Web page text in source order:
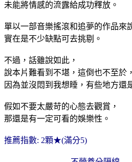
未能將情感的流露給成功釋放。
單以一部音樂搖滾和追夢的作品來
實在是不少缺點可去挑剔。
不過，話雖說如此，
說本片難看到不堪，這倒也不至於，
因為並沒悶到我想睡，有些地方還
假如不要太嚴苛的心態去觀賞，
那還是有一定可看的娛樂性。
推薦指數: 2顆★(滿分5)